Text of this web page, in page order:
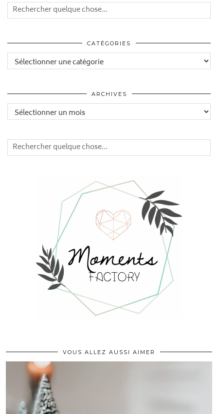
CATÉGORIES
Catégories
ARCHIVES
Archives
VOUS ALLEZ AUSSI AIMER